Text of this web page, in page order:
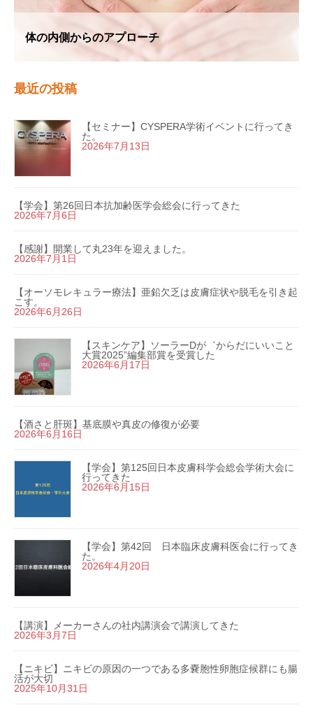
体の内側からのアプローチ
最近の投稿
【セミナー】CYSPERA学術イベントに行ってき
た。
2026年7月13日
【学会】第26回日本抗加齢医学会総会に行ってきた
2026年7月6日
【感謝】開業して丸23年を迎えました。
2026年7月1日
【オーソモレキュラー療法】亜鉛欠乏は皮膚症状や脱毛を引き起
こす。
2026年6月26日
【スキンケア】ソーラーDが゛からだにいいこと
大賞2025”編集部賞を受賞した
2026年6月17日
【酒さと肝斑】基底膜や真皮の修復が必要
2026年6月16日
【学会】第125回日本皮膚科学会総会学術大会に
行ってきた
2026年6月15日
【学会】第42回 日本臨床皮膚科医会に行ってき
た。
2026年4月20日
【講演】メーカーさんの社内講演会で講演してきた
2026年3月7日
【ニキビ】ニキビの原因の一つである多嚢胞性卵胞症候群にも腸
活が大切
2025年10月31日